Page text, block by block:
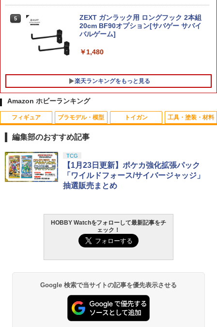
￥2,420
￥2,380
5
ZEXT ガンラック用 ロングフック 2本組
20cm BF90オプション[サバゲー サバイ
バルゲーム]
￥1,480
楽天ランキングをもっと見る
1
【ネコポス対応】OPTION No.1(オプシ
ョンNo.1)/NO-144/コネクタピン・リム
ーバー（タミヤ/ラージ）
￥5,880
ロント アッパーIアーム(レッド)
￥5,940
Amazon ホビーランキング
フィギュア
1
K トランスフォーマー ニューレジェンズ
NL-07 サウンドウェーブ 可動フィギュア
￥4,440
タカラトミー(TAKARA TOMY) T-SPAR
K トランスフォーマー ニューレジェンズ
NL-06 オートボット コスモス 可動フィ
TAMASHII NATIONS オリジン・オブ・
バルキリー 超時空要塞マクロス VF-1J
バルキリー45th Anniv. 約225mm ABS&
プラモデル・模型
1
K REALIZE MODEL リアライズモデル Z
OIDS ゾイド RMZ-025 ライガーゼロフ
ァルコン (ZBF) 色分け済み プラキット
Blokees スター ウォーズ マンダロリア
ン&グローグー CC05 ディン ジャリン&
プラスチックモデル
BANDAI SPIRITS(バンダイ スピリッツ)
RG 機動戦士ガンダム 逆襲のシャア νガ
トイガン
1
ト ガバメント HG 18歳以上エアーHOP
ハンドガン
￥3,384
東京マルイ (TOKYO MARUI) ガスブロー
バックマシンガン No.14 20式 5.56mm
小銃 18歳以上 ガスブローバック
￥187,000
東京マルイ(TOKYO MARUI) No.21 H&K
USP HG 18歳以上エアーHOPハンドガン
￥3,409
工具・塗装・材料
1
ミアムトップコートスプレー 光沢 88ml
ホビー用仕上材 B601
￥748
LOCTITE(ロックタイト) シールはがし
プレミアム 220ml
タミヤ クラフトツールシリーズ No.123
先細薄刃ニッパー (ゲートカット用) プラ
モデル用工具 74123
編集部のおすすめ記事
TCG
【1月23日更新】ポケカ強化拡張パック
「ワイルドフォース/サイバージャッジ」
抽選販売まとめ
HOBBY Watchをフォローして最新記事をチ
ェック！
Google 検索で当サイトの記事を優先表示させる